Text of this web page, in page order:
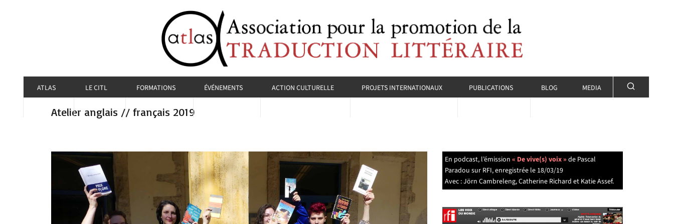
ATLAS LE CITL FORMATIONS ÉVÉNEMENTS ACTION CULTURELLE PROJETS INTERNATIONAUX PUBLICATIONS BLOG MEDIA
Atelier anglais // français 2019
En podcast, l’émission « De vive(s) voix » de Pascal
Paradou sur RFI, enregistrée le 18/03/19
Avec : Jörn Cambreleng, Catherine Richard et Katie Assef.